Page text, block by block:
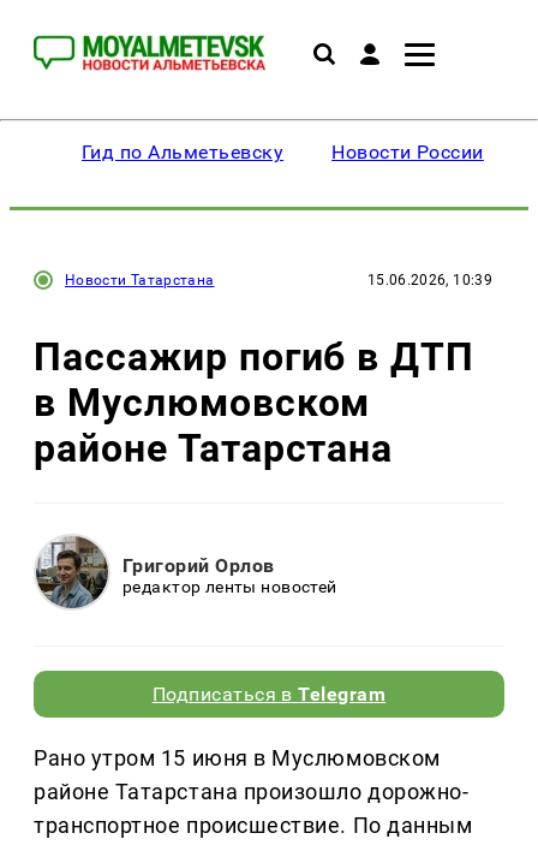
Гид по Альметьевску Новости России
Новости Татарстана 15.06.2026, 10:39
Пассажир погиб в ДТП
в Муслюмовском
районе Татарстана
Григорий Орлов
редактор ленты новостей
Подписаться вTelegram
Рано утром 15 июня в Муслюмовском
районе Татарстана произошло дорожно-
транспортное происшествие. По данным